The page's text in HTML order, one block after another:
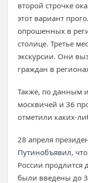
второй строчке
этот вариант
опрошенных в
столице. Третье
экскурсии. Они
граждан в
Также, по данным
москвичей и 36
отметили каких-
28 апреля
Путинобъявил,
России продлится
были введены до